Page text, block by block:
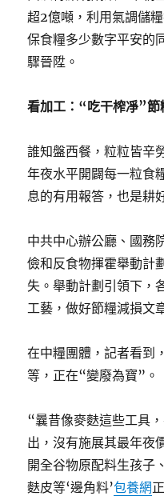
超2億噸，利用氣調儲
保食糧多少數字平安的
驟晉陞。
看加工：“吃干榨凈”節
誰知盤西餐，粒粒皆辛
年夜水平開闢每一粒食
息的有用報答，也是耕
中共中心辦公廳、國務
儉和反食物揮霍舉動計
失。舉動計劃引領下，
工藝，做好節糧減損文
在中糧團體，記者看到
等，正在“變廢為寶”。
“曩昔像麥麩這些工具
出，沒有施展其最年夜
開全谷物原配料生孩子
麩皮等‘邊角料’包養網